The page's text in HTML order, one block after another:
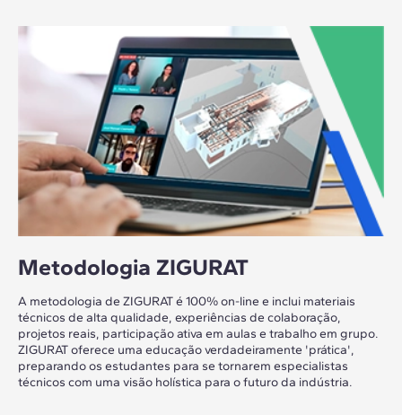
Metodologia ZIGURAT
A metodologia de ZIGURAT é 100% on-line e inclui materiais
técnicos de alta qualidade, experiências de colaboração,
projetos reais, participação ativa em aulas e trabalho em grupo.
ZIGURAT oferece uma educação verdadeiramente 'prática',
preparando os estudantes para se tornarem especialistas
técnicos com uma visão holística para o futuro da indústria.